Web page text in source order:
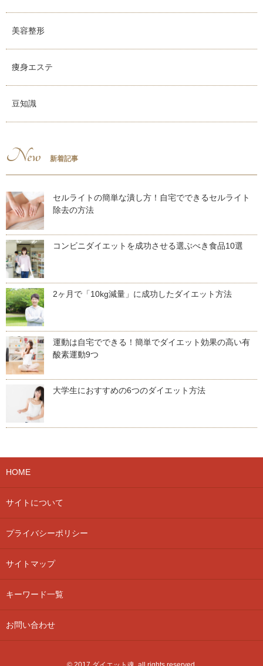
美容整形
痩身エステ
豆知識
New 新着記事
セルライトの簡単な潰し方！自宅でできるセルライト
除去の方法
コンビニダイエットを成功させる選ぶべき食品10選
2ヶ月で「10kg減量」に成功したダイエット方法
運動は自宅でできる！簡単でダイエット効果の高い有
酸素運動9つ
大学生におすすめの6つのダイエット方法
HOME
サイトについて
プライバシーポリシー
サイトマップ
キーワード一覧
お問い合わせ